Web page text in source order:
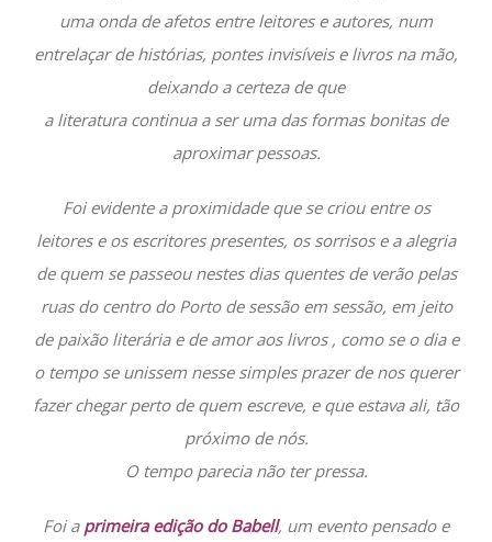
uma onda de afetos entre leitores e autores, num
entrelaçar de histórias, pontes invisíveis e livros na mão,
deixando a certeza de que
a literatura continua a ser uma das formas bonitas de
aproximar pessoas.
Foi evidente a proximidade que se criou entre os
leitores e os escritores presentes, os sorrisos e a alegria
de quem se passeou nestes dias quentes de verão pelas
ruas do centro do Porto de sessão em sessão, em jeito
de paixão literária e de amor aos livros , como se o dia e
o tempo se unissem nesse simples prazer de nos querer
fazer chegar perto de quem escreve, e que estava ali, tão
próximo de nós.
O tempo parecia não ter pressa.
Foi a primeira edição do Babell, um evento pensado e